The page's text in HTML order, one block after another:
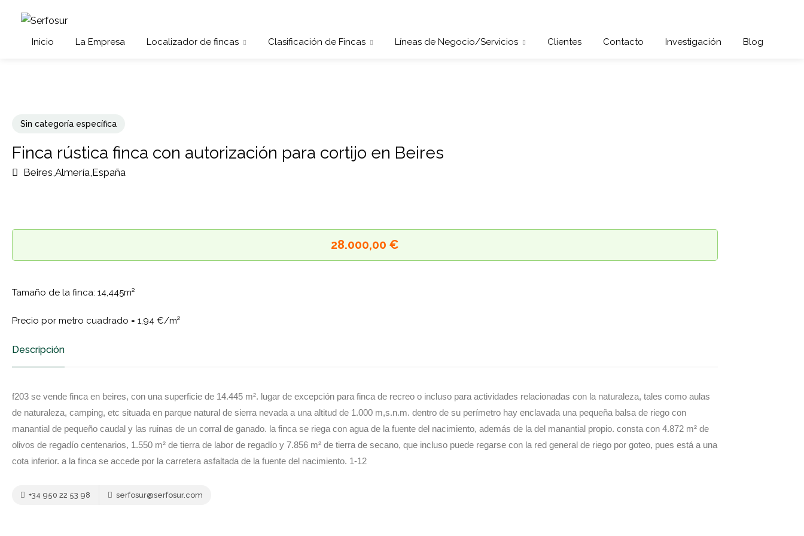
Inicio La Empresa Localizador de fincas Clasificación de Fincas Líneas de Negocio/Servicios Clientes Contacto Investigación Blog
Sin categoría específica
Finca rústica finca con autorización para cortijo en Beires
Beires,Almería,España
28.000,00 €
Tamaño de la finca: 14,445m²
Precio por metro cuadrado = 1,94 €/m²
Descripción
f203 se vende finca en beires, con una superficie de 14.445 m². lugar de excepción para finca de recreo o incluso para actividades relacionadas con la naturaleza, tales como aulas
de naturaleza, camping, etc situada en parque natural de sierra nevada a una altitud de 1.000 m,s.n.m. dentro de su perímetro hay enclavada una pequeña balsa de riego con
manantial de pequeño caudal y las ruinas de un corral de ganado. la finca se riega con agua de la fuente del nacimiento, además de la del manantial propio. consta con 4.872 m² de
olivos de regadío centenarios, 1.550 m² de tierra de labor de regadío y 7.856 m² de tierra de secano, que incluso puede regarse con la red general de riego por goteo, pues está a una
cota inferior. a la finca se accede por la carretera asfaltada de la fuente del nacimiento. 1-12
+34 950 22 53 98 serfosur@serfosur.com